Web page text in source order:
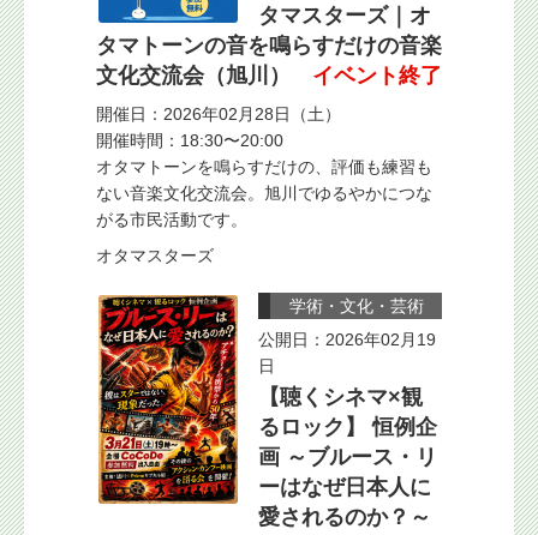
タマスターズ｜オ
タマトーンの音を鳴らすだけの音楽
文化交流会（旭川）
イベント終了
開催日：2026年02月28日（土）
開催時間：18:30〜20:00
オタマトーンを鳴らすだけの、評価も練習も
ない音楽文化交流会。旭川でゆるやかにつな
がる市民活動です。
オタマスターズ
学術・文化・芸術
公開日：2026年02月19
日
【聴くシネマ×観
るロック】 恒例企
画 ～ブルース・リ
ーはなぜ日本人に
愛されるのか？～